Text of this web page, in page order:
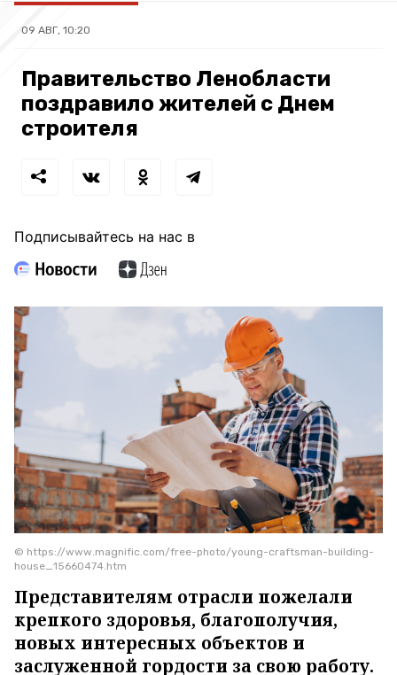
09 АВГ, 10:20
Правительство Ленобласти
поздравило жителей с Днем
строителя
Подписывайтесь на нас в
© https://www.magnific.com/free-photo/young-craftsman-building-
house_15660474.htm
Представителям отрасли пожелали
крепкого здоровья, благополучия,
новых интересных объектов и
заслуженной гордости за свою работу.